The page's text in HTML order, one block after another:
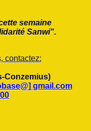
semaine
Sanwi".
contactez:
Conzemius)
gmail.com
dans le Sanwi»